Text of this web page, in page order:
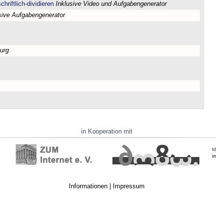
dividieren Inklusive Video und Aufgabengenerator
Aufgabengenerator
in Kooperation mit
Informationen| Impressum